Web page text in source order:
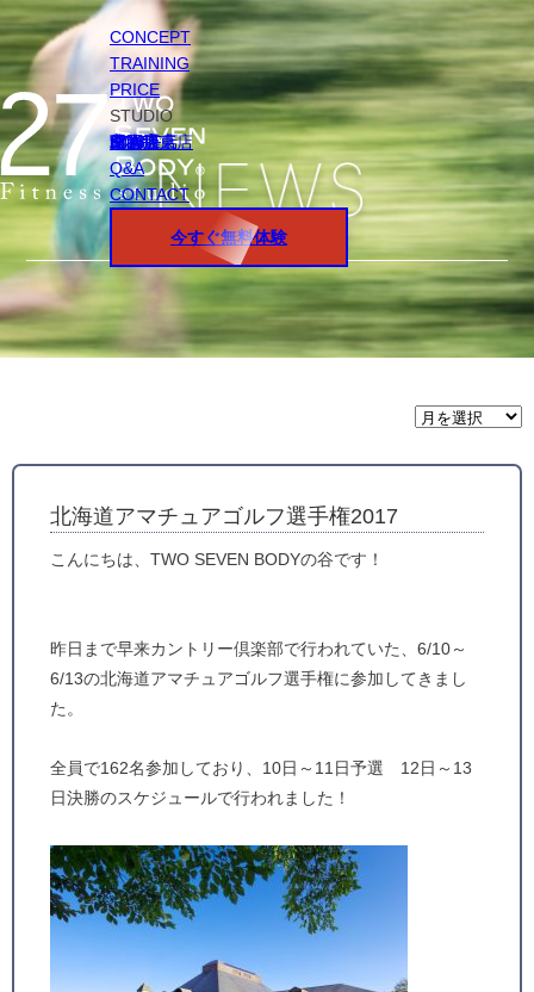
CONCEPT
TRAINING
PRICE
STUDIO
円山店
白石店
桑園店
北18条店
宮の沢店
環状通東店
STAFF
Q&A
CONTACT
今すぐ無料体験
月
間
ー
北海道アマチュアゴルフ選手権2017
こんにちは、TWO SEVEN BODYの谷です！
昨日まで早来カントリー倶楽部で行われていた、6/10～
6/13の北海道アマチュアゴルフ選手権に参加してきまし
た。
全員で162名参加しており、10日～11日予選 12日～13
日決勝のスケジュールで行われました！